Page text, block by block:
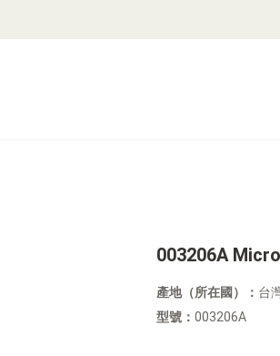
003206A
產地（所在國）： 台
型號：003206A